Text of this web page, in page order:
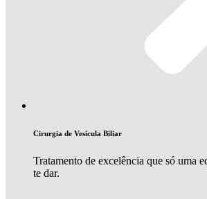
Cirurgia de Vesícula Biliar
Tratamento de excelência que só uma
te dar.